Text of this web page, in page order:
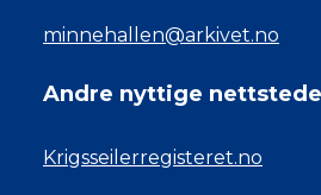
minnehallen@arkivet.no
Andre nyttige
Krigsseilerregisteret.no